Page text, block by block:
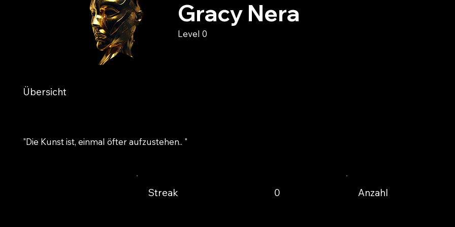
Übersicht
"Die Kunst ist, einmal öfter aufzustehen.. "
Streak 0 Anzahl
Gracy Nera
Level 0